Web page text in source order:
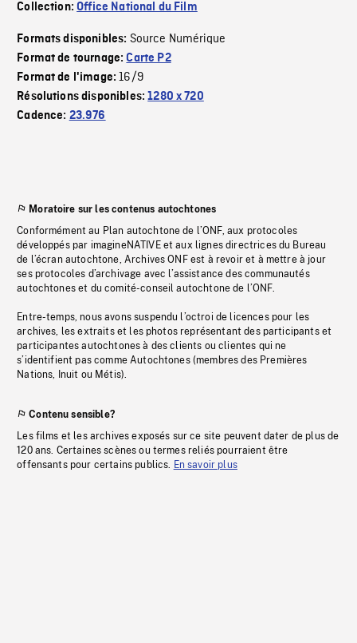
Collection:Office National du Film
Formats disponibles: Source Numérique
Format de tournage:Carte P2
Format de l'image:16/9
Résolutions disponibles:1280 x 720
Cadence: 23.976
Moratoire sur les contenus autochtones
Conformément au Plan autochtone de l’ONF, aux protocoles
développés par imagineNATIVE et aux lignes directrices du Bureau
de l’écran autochtone, Archives ONF est à revoir et à mettre à jour
ses protocoles d’archivage avec l’assistance des communautés
autochtones et du comité-conseil autochtone de l’ONF.
Entre-temps, nous avons suspendu l’octroi de licences pour les
archives, les extraits et les photos représentant des participants et
participantes autochtones à des clients ou clientes qui ne
s’identifient pas comme Autochtones (membres des Premières
Nations, Inuit ou Métis).
Contenu sensible?
Les films et les archives exposés sur ce site peuvent dater de plus de
120 ans. Certaines scènes ou termes reliés pourraient être
offensants pour certains publics. En savoir plus